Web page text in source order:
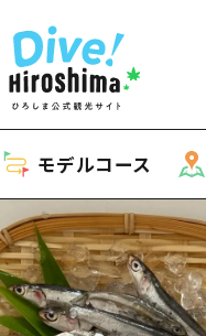
モデルコース
特集
特集一覧
モデルコース